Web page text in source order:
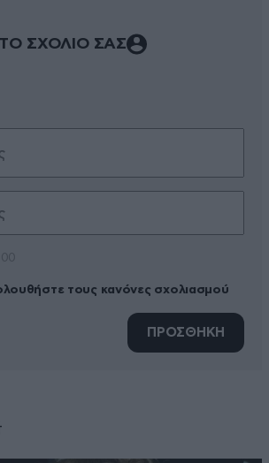
ΣΧΟΛΙΟ ΣΑΣ
τους κανόνες σχολιασμού
ΠΡΟΣΘΗΚΗ